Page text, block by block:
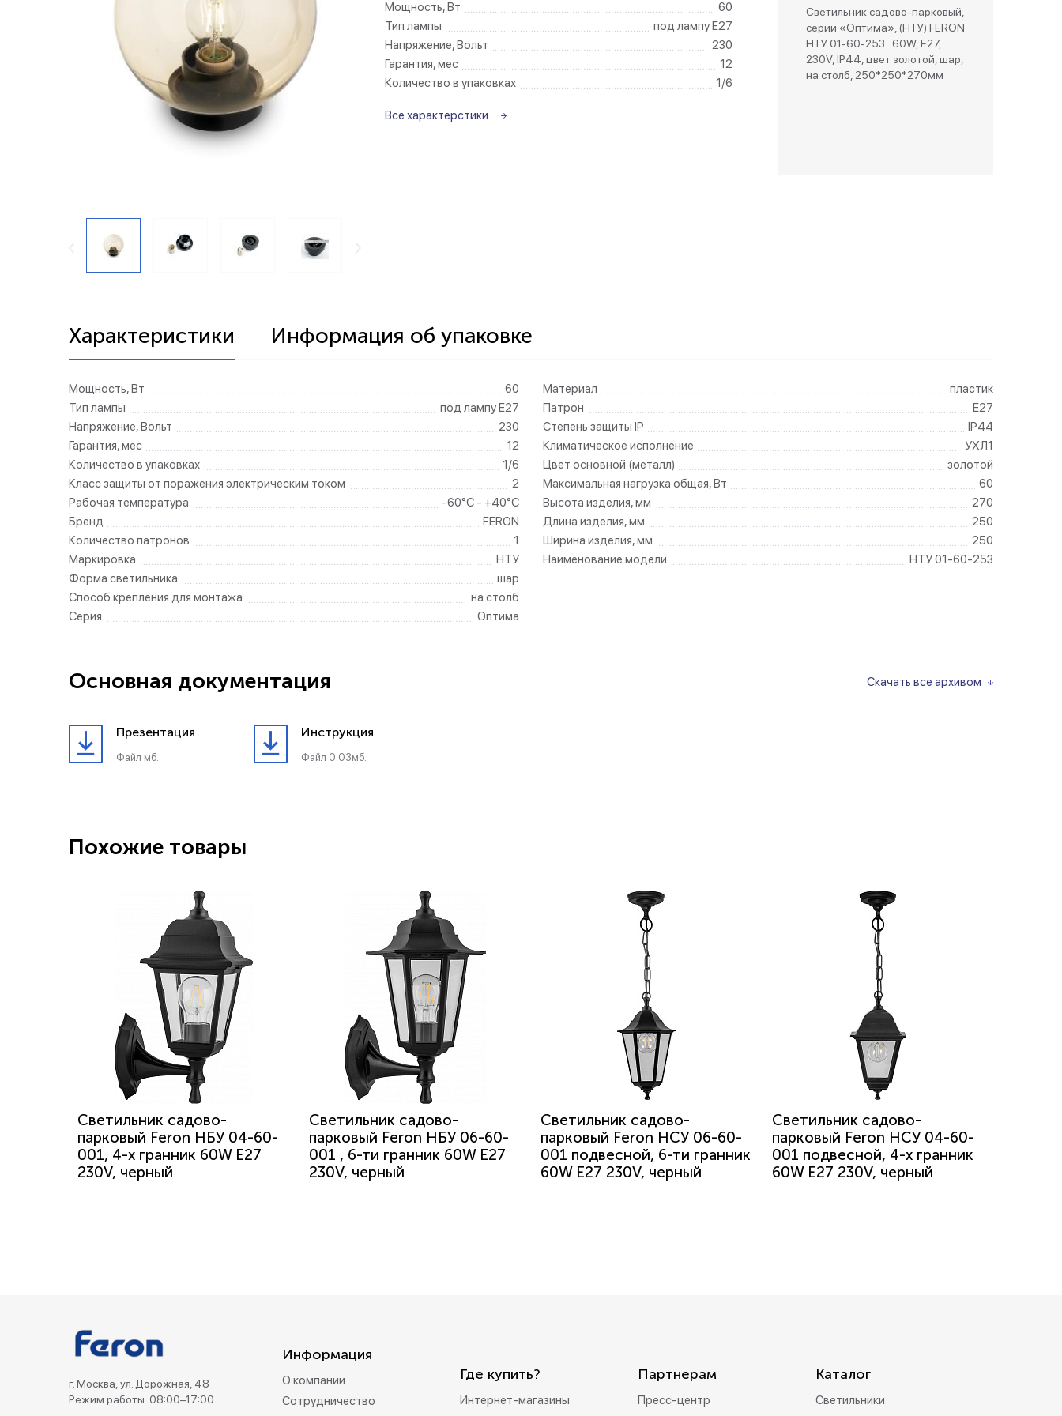
Беспроводные выключатели Беспроводные розетки
Контроллеры и реле 220в Розетки садово-парковые
Мощность, Вт
60
Тип лампы
под лампу Е27
Напряжение, Вольт
230
Гарантия, мес
12
Количество в упаковках
1/6
Все характерстики
Светильник садово-парковый,
серии «Оптима», (НТУ) FERON
НТУ 01-60-253 60W, E27,
230V, IP44, цвет золотой, шар,
на столб, 250*250*270мм
Характеристики Информация об упаковке
Мощность, Вт
60
Тип лампы
под лампу Е27
Напряжение, Вольт
230
Гарантия, мес
12
Количество в упаковках
1/6
Класс защиты от поражения электрическим током
2
Рабочая температура
-60°C - +40°C
Бренд
FERON
Количество патронов
1
Маркировка
НТУ
Форма светильника
шар
Способ крепления для монтажа
на столб
Серия
Оптима
Материал
пластик
Патрон
E27
Степень защиты IP
IP44
Климатическое исполнение
УХЛ1
Цвет основной (металл)
золотой
Максимальная нагрузка общая, Вт
60
Высота изделия, мм
270
Длина изделия, мм
250
Ширина изделия, мм
250
Наименование модели
НТУ 01-60-253
Скачать все архивом
Основная документация
Презентация
Файл мб.
Инструкция
Файл 0.03мб.
Похожие товары
Светильник садово-
парковый Feron НБУ 04-60-
001, 4-х гранник 60W E27
230V, черный
Светильник садово-
парковый Feron НБУ 06-60-
001 , 6-ти гранник 60W E27
230V, черный
Светильник садово-
парковый Feron НСУ 06-60-
001 подвесной, 6-ти гранник
60W E27 230V, черный
Светильник садово-
парковый Feron НСУ 04-60-
001 подвесной, 4-х гранник
60W E27 230V, черный
г. Москва, ул. Дорожная, 48
Режим работы: 08:00–17:00
Информация
О компании
Сотрудничество
Где купить?
Интернет-магазины
Партнерам
Пресс-центр
Каталог
Светильники